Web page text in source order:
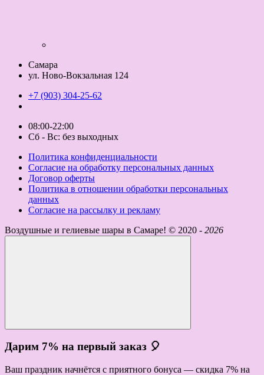
Самара
ул. Ново-Вокзальная 124
+7 (903) 304-25-62
08:00-22:00
Сб - Вс: без выходных
Политика конфиденциальности
Согласие на обработку персональных данных
Договор оферты
Политика в отношении обработки персональных
данных
Согласие на рассылку и рекламу
Воздушные и гелиевые шары в Самаре! © 2020 - 2026
Дарим 7% на первый заказ 🎈
Ваш праздник начнётся с приятного бонуса — скидка 7% на